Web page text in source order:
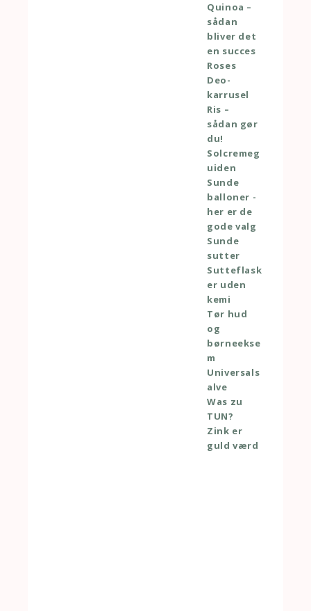
Quinoa –
sådan
bliver det
en succes
Roses
Deo-
karrusel
Ris –
sådan gør
du!
Solcremeg
uiden
Sunde
balloner -
her er de
gode valg
Sunde
sutter
Sutteflask
er uden
kemi
Tør hud
og
børneekse
m
Universals
alve
Was zu
TUN?
Zink er
guld værd